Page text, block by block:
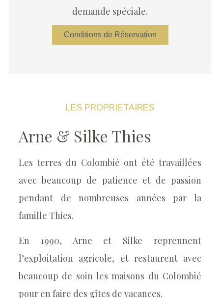
demande spéciale.
Conditions de Réservation
LES PROPRIETAIRES
Arne & Silke Thies
Les terres du Colombié ont été travaillées
avec beaucoup de patience et de passion
pendant de nombreuses années par la
famille Thies.
En 1990, Arne et Silke reprennent
l’exploitation agricole, et restaurent avec
beaucoup de soin les maisons du Colombié
pour en faire des gîtes de vacances.